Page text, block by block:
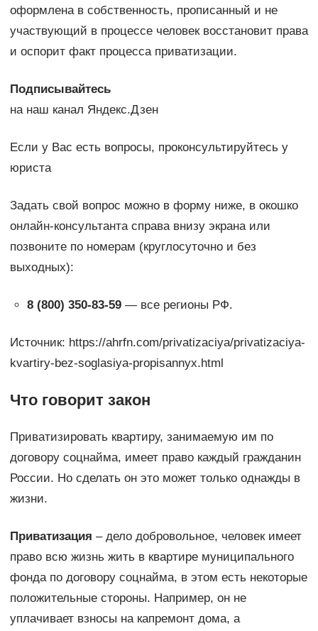
оформлена в собственность, прописанный и не
участвующий в процессе человек восстановит права
и оспорит факт процесса приватизации.
Подписывайтесь
на наш канал Яндекс.Дзен
Если у Вас есть вопросы, проконсультируйтесь у
юриста
Задать свой вопрос можно в форму ниже, в окошко
онлайн-консультанта справа внизу экрана или
позвоните по номерам (круглосуточно и без
выходных):
8 (800) 350-83-59— все регионы РФ.
Источник: https://ahrfn.com/privatizaciya/privatizaciya-
kvartiry-bez-soglasiya-propisannyx.html
Что говорит закон
Приватизировать квартиру, занимаемую им по
договору соцнайма, имеет право каждый гражданин
России. Но сделать он это может только однажды в
жизни.
Приватизация – дело добровольное, человек имеет
право всю жизнь жить в квартире муниципального
фонда по договору соцнайма, в этом есть некоторые
положительные стороны. Например, он не
уплачивает взносы на капремонт дома, а